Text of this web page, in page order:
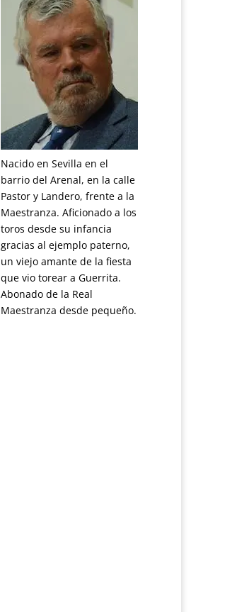
Nacido en Sevilla en el
barrio del Arenal, en la calle
Pastor y Landero, frente a la
Maestranza. Aficionado a los
toros desde su infancia
gracias al ejemplo paterno,
un viejo amante de la fiesta
que vio torear a Guerrita.
Abonado de la Real
Maestranza desde pequeño.